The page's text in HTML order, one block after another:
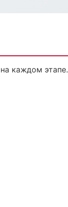
каждом этапе.